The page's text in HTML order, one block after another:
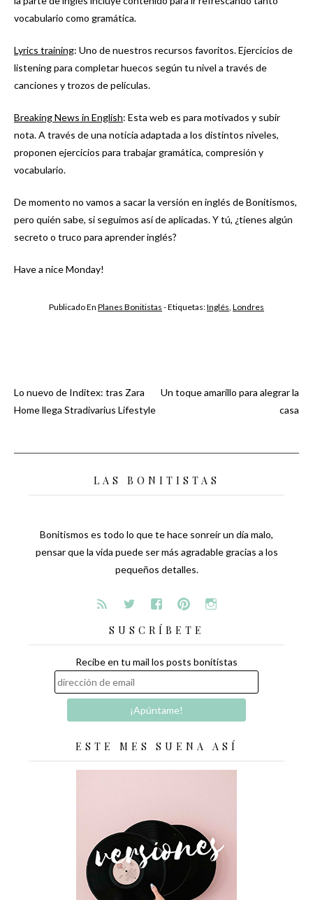
vocabulario como gramática.
Lyrics training: Uno de nuestros recursos favoritos. Ejercicios de
listening para completar huecos según tu nivel a través de
canciones y trozos de películas.
Breaking News in English: Esta web es para motivados y subir
nota. A través de una noticia adaptada a los distintos niveles,
proponen ejercicios para trabajar gramática, compresión y
vocabulario.
De momento no vamos a sacar la versión en inglés de Bonitismos,
pero quién sabe, si seguimos así de aplicadas. Y tú, ¿tienes algún
secreto o truco para aprender inglés?
Have a nice Monday!
Publicado En Planes Bonitistas - Etiquetas:Inglés, Londres
Navegación
entradas
Lo nuevo de Inditex: tras Zara
Home llega Stradivarius Lifestyle
Un toque amarillo para alegrar la
casa
LAS BONITISTAS
Bonitismos es todo lo que te hace sonreír un día malo,
pensar que la vida puede ser más agradable gracias a los
pequeños detalles.
SUSCRÍBETE
Recibe en tu mail los posts bonitistas
ESTE MES SUENA ASÍ